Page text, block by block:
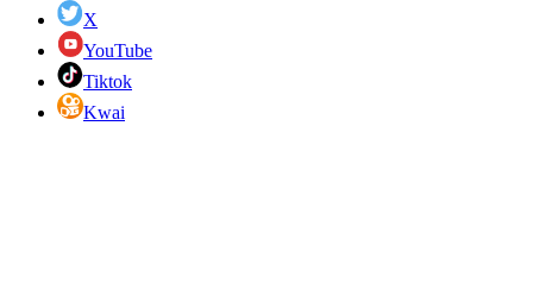
X
YouTube
Tiktok
Kwai